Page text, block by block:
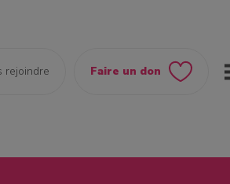
rejoindre Faire un don